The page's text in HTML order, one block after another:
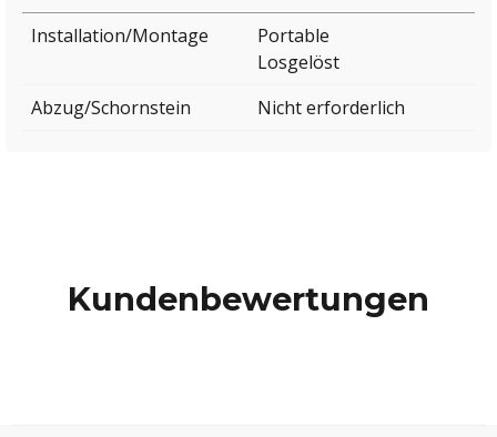
Installation/Montage
Portable
Losgelöst
Abzug/Schornstein
Nicht erforderlich
Kundenbewertungen